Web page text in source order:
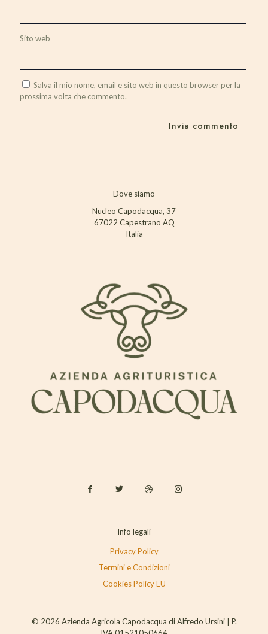
Sito web
Salva il mio nome, email e sito web in questo browser per la
prossima volta che commento.
Dove siamo
Nucleo Capodacqua, 37
67022 Capestrano AQ
Italia
Info legali
Privacy Policy
Termini e Condizioni
Cookies Policy EU
© 2026 Azienda Agricola Capodacqua di Alfredo Ursini | P.